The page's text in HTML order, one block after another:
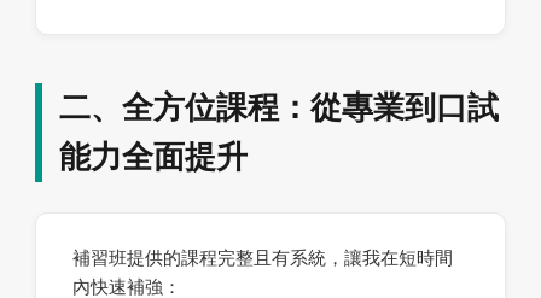
二、全方位課程：從專業到口試
能力全面提升
補習班提供的課程完整且有系統，讓我在短時間
內快速補強：